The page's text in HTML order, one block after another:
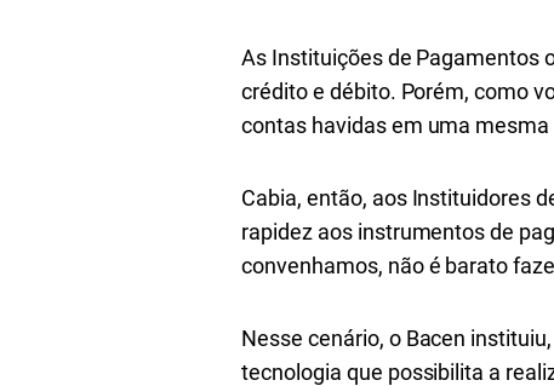
As Instituições de Pagamentos
crédito e débito. Porém, como
contas havidas em uma
Cabia, então, aos Instituidores
rapidez aos instrumentos de
convenhamos, não é barato
Nesse cenário, o Bacen
tecnologia que possibilita a